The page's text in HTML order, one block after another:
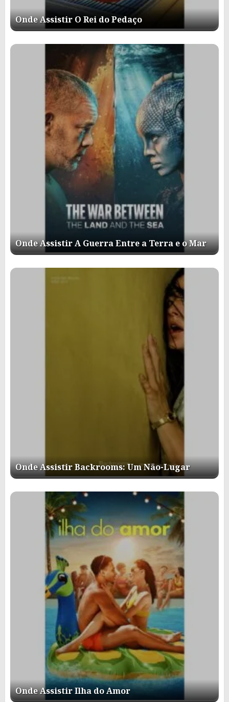
Onde Assistir O Rei do Pedaço
Onde Assistir A Guerra Entre a Terra e o Mar
Onde Assistir Backrooms: Um Não-Lugar
Onde Assistir Ilha do Amor